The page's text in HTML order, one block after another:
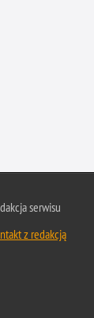
serwisu
z redakcją